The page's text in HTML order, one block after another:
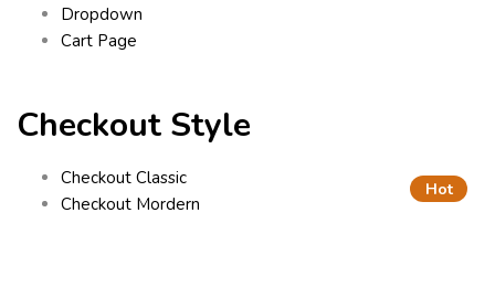
Dropdown
Cart Page
Checkout Style
Checkout Classic
Checkout Mordern
Hot